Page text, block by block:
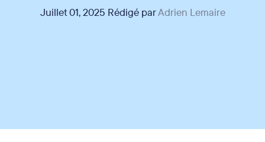
Juillet 01, 2025 Rédigé parAdrien Lemaire